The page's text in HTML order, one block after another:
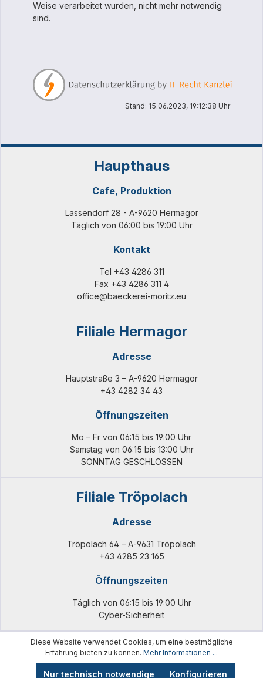
Weise verarbeitet wurden, nicht mehr notwendig
sind.
Stand: 15.06.2023, 19:12:38 Uhr
Haupthaus
Cafe, Produktion
Lassendorf 28 - A-9620 Hermagor
Täglich von 06:00 bis 19:00 Uhr
Kontakt
Tel +43 4286 311
Fax +43 4286 311 4
office@baeckerei-moritz.eu
Filiale Hermagor
Adresse
Hauptstraße 3 – A-9620 Hermagor
+43 4282 34 43
Öffnungszeiten
Mo – Fr von 06:15 bis 19:00 Uhr
Samstag von 06:15 bis 13:00 Uhr
SONNTAG GESCHLOSSEN
Filiale Tröpolach
Adresse
Tröpolach 64 – A-9631 Tröpolach
+43 4285 23 165
Öffnungszeiten
Täglich von 06:15 bis 19:00 Uhr
Cyber-Sicherheit
Diese Website verwendet Cookies, um eine bestmögliche
Erfahrung bieten zu können. Mehr Informationen ...
Nur technisch notwendige Konfigurieren